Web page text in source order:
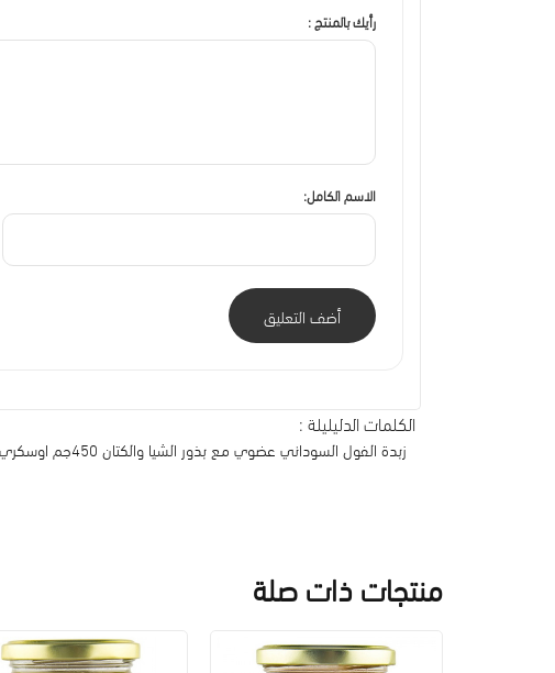
رأيك بالمنتج :
الاسم الكامل:
أضف التعليق
الكلمات الدليليلة :
زبدة الفول السوداني عضوي مع بذور الشيا والكتان 450جم اوسكري اورجينك
منتجات ذات صلة